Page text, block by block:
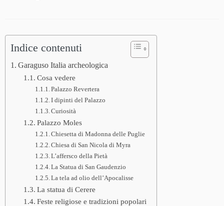
Indice contenuti
Garaguso Italia archeologica
Cosa vedere
Palazzo Revertera
I dipinti del Palazzo
Curiosità
Palazzo Moles
Chiesetta di Madonna delle Puglie
Chiesa di San Nicola di Myra
L’affersco della Pietà
La Statua di San Gaudenzio
La tela ad olio dell’Apocalisse
La statua di Cerere
Feste religiose e tradizioni popolari